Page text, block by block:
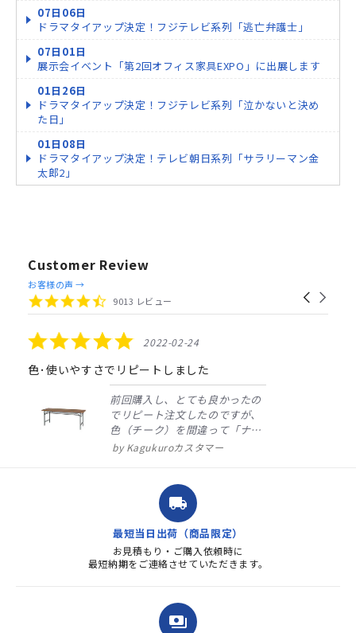
07日06日
ドラマタイアップ決定！フジテレビ系列「逃亡弁護士」
07日01日
展示会イベント「第2回オフィス家具EXPO」に出展します
01日26日
ドラマタイアップ決定！フジテレビ系列「泣かないと決め
た日」
01日08日
ドラマタイアップ決定！テレビ朝日系列「サラリーマン金
太郎2」
Customer Review
Reviews
carousel
Carousel
4.4
star
9013 レビュー
お客様の声 →
5.0
star
rating
2022-02-24
色･使いやすさでリピートしました
前回購入し、とても良かったの
でリピート注文したのですが、
色（チーク）を間違って「ナチ
ュラル」としてしまいました。
ました。商品到着も早く、品
質・使いやすさで満足していま
す。また、リピートするときは
よろしくお...
Kagukuroカスタマー
local_shipping
最短当日出荷（商品限定）
お見積もり・ご購入依頼時に
最短納期をご連絡させていただきます。
payments